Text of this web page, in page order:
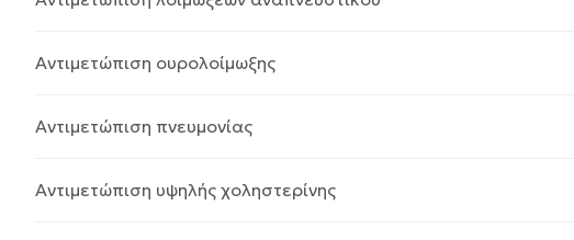
Αντιμετώπιση ουρολοίμωξης
Αντιμετώπιση πνευμονίας
Αντιμετώπιση υψηλής χοληστερίνης